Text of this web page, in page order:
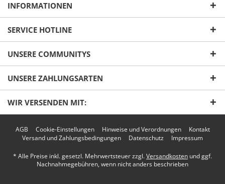
INFORMATIONEN
SERVICE HOTLINE
UNSERE COMMUNITYS
UNSERE ZAHLUNGSARTEN
WIR VERSENDEN MIT:
AGB Cookie-Einstellungen Hinweise und Verordnungen
Kontakt
Versand und Zahlungsbedingungen
Datenschutz Impressum
* Alle Preise inkl. gesetzl. Mehrwertsteuer zzgl.Versandkosten und ggf.
Nachnahmegebühren, wenn nicht anders beschrieben